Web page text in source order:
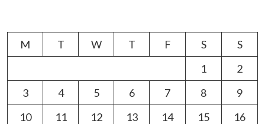
M T W T F S
S
1
2
3
4 5 6 7 8
9
10
11 12 13 14 15
16